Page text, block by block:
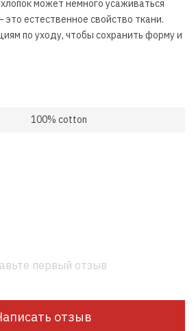
может немного усаживаться
это естественное свойство ткани.
по уходу, чтобы сохранить форму и
100% cotton
первый отзыв
отзыв